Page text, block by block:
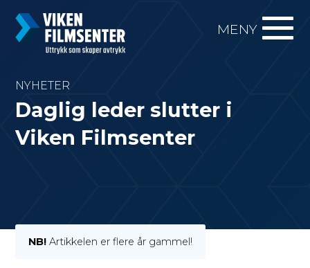
MENY
NYHETER
Daglig leder slutter i
Viken Filmsenter
NB! Artikkelen er flere år gammel!